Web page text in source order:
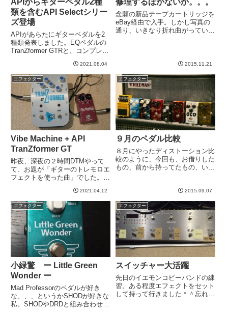
類を含むAPI Selectシリー
ズ登場
APIがあらたにギターペダルを2
種類発表しました。EQペダルの
TranZformer GTRと、コンプレッ
ロフェッショナルレコーディング
ギアの大ブランドであるAPIは、
これまでにもギター用ペダルを...
2021.08.04
念願の新品テープカートリッジを
eBay経由で入手。しかし写真の
通り、いきなり折れ曲がっていて
小さくなってる気が。そして、発
2015.11.21
エフェクター
Vibe Machine + API
TranZformer GT
昨夜、深夜の２時間DTMやって
て、お題が「ギターのトレモロエ
フェクトを使った曲」でした。ト
りますが、ここはやはりこれ。こ
れを使いたいです。Drybellの
Vibe Machineです。これはユニ
ヴァイ...
2021.04.12
エフェクター
９月のペダル比較
８月にやったディストーション比
較のように、今回も、お借りした
もの、前から持ってたもの、いつ
た。→ 真夏のディストーション
比較この写真、、、壮観！！左か
ら、Boss OD1XLeqti...
2015.09.07
エフェクター
小緑驚 ー Little Green
Wonder ー
Mad Professorのペダルが好き
な、、、というかSHODが好きな
私。SHODやDRDと組み合わせる
エフェクター
スイッチャー大活躍
先日のイエモンコピーバンドの練
習。ある程度エフェクトをセット
して持って行きました＾＾忘れな